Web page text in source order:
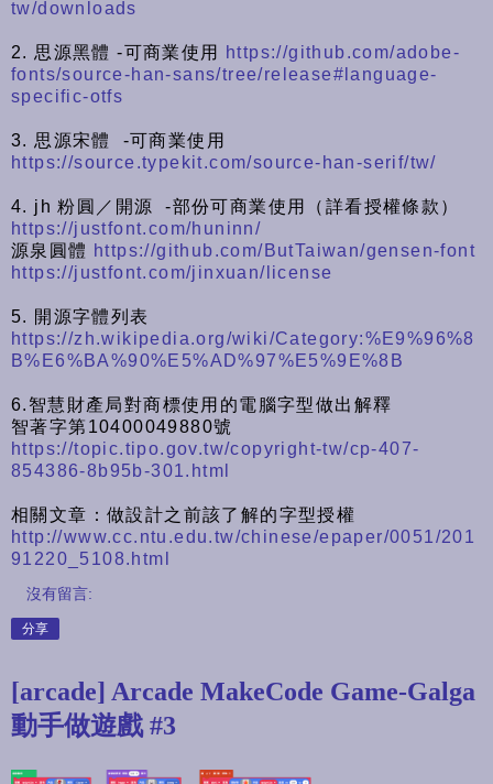
tw/downloads
2. 思源黑體 -可商業使用
https://github.com/adobe-
fonts/source-han-sans/tree/release#language-
specific-otfs
3. 思源宋體 -可商業使用
https://source.typekit.com/source-han-serif/tw/
4. jh 粉圓／開源 -部份可商業使用（詳看授權條款）
https://justfont.com/huninn/
源泉圓體 https://github.com/ButTaiwan/gensen-font
https://justfont.com/jinxuan/license
5. 開源字體列表
https://zh.wikipedia.org/wiki/Category:%E9%96%8
B%E6%BA%90%E5%AD%97%E5%9E%8B
6.智慧財產局對商標使用的電腦字型做出解釋
智著字第10400049880號
https://topic.tipo.gov.tw/copyright-tw/cp-407-
854386-8b95b-301.html
相關文章：做設計之前該了解的字型授權
http://www.cc.ntu.edu.tw/chinese/epaper/0051/201
91220_5108.html
沒有留言:
分享
[arcade] Arcade MakeCode Game-Galga
動手做遊戲 #3